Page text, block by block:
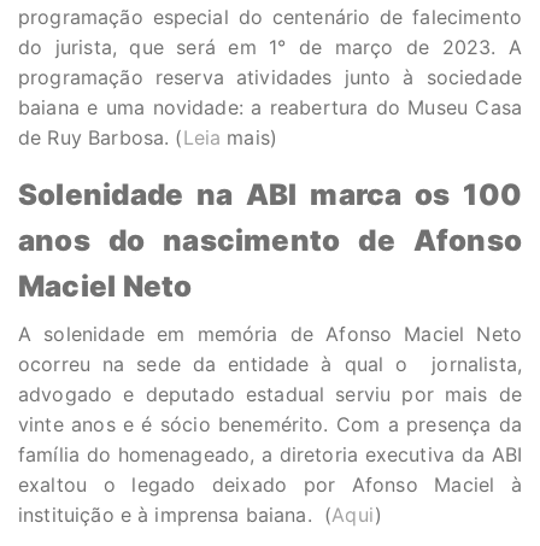
programação especial do centenário de falecimento
do jurista, que será em 1° de março de 2023. A
programação reserva atividades junto à sociedade
baiana e uma novidade: a reabertura do Museu Casa
de Ruy Barbosa. (Leia mais)
Solenidade na ABI marca os 100
anos do nascimento de Afonso
Maciel Neto
A solenidade em memória de Afonso Maciel Neto
ocorreu na sede da entidade à qual o jornalista,
advogado e deputado estadual serviu por mais de
vinte anos e é sócio benemérito. Com a presença da
família do homenageado, a diretoria executiva da ABI
exaltou o legado deixado por Afonso Maciel à
instituição e à imprensa baiana. (Aqui)